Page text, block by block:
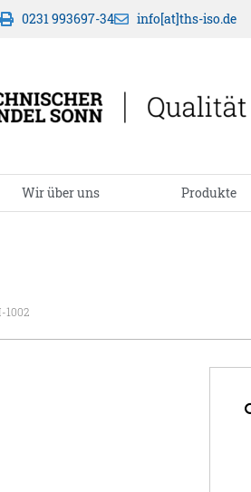
0231 993697-34 info[at]ths-iso.de
Wir über uns Produkte
1002